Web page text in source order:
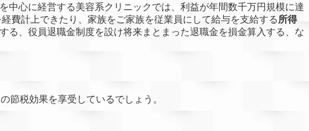
心に経営する美容系クリニックでは、利益が年間数千万円規模に達
費計上できたり、家族をご家族を従業員にして給与を支給する 所得
、役員退職金制度を設け将来まとまった退職金を損金算入する、な
節税効果を享受しているでしょう。